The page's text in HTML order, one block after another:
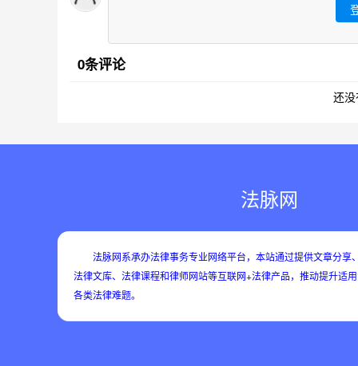
0条评论
还
法脉网
法脉网系承办法律事务专业网络平台，本站通过提供文章分享
法律文库、法律课程和律师网站等互联网+法律产品，推动提升适
各类法律难题。